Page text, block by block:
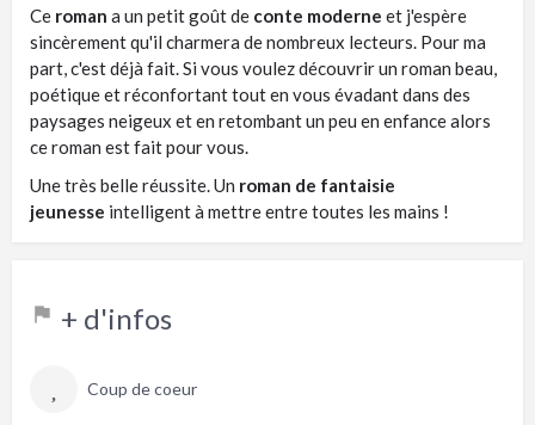
Ce roman a un petit goût de conte moderne et j'espère
sincèrement qu'il charmera de nombreux lecteurs. Pour ma
part, c'est déjà fait. Si vous voulez découvrir un roman beau,
poétique et réconfortant tout en vous évadant dans des
paysages neigeux et en retombant un peu en enfance alors
ce roman est fait pour vous.
Une très belle réussite. Un roman de fantaisie
jeunesse intelligent à mettre entre toutes les mains !
+ d'infos
Coup de coeur